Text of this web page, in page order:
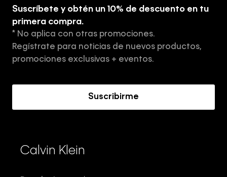
Tiendas
Aviso de privacidad
Términos y Condiciones
Suscríbete y obtén un 10% de descuento en tu
primera compra.
* No aplica con otras promociones.
Regístrate para noticias de nuevos productos,
promociones exclusivas + eventos.
Suscribirme
Calvin Klein